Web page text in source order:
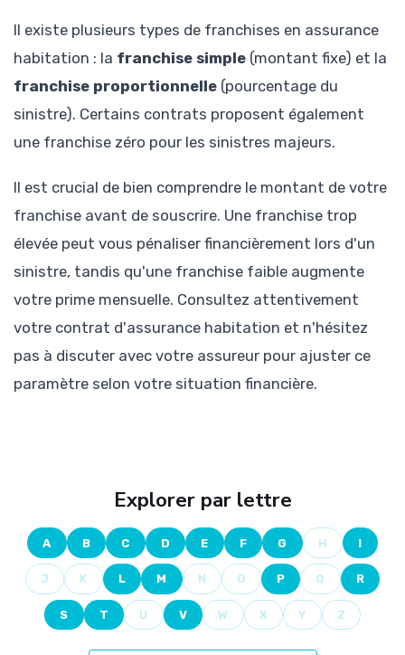
Il existe plusieurs types de franchises en assurance
habitation : la franchise simple (montant fixe) et la
franchise proportionnelle (pourcentage du
sinistre). Certains contrats proposent également
une franchise zéro pour les sinistres majeurs.
Il est crucial de bien comprendre le montant de votre
franchise avant de souscrire. Une franchise trop
élevée peut vous pénaliser financièrement lors d'un
sinistre, tandis qu'une franchise faible augmente
votre prime mensuelle. Consultez attentivement
votre contrat d'assurance habitation et n'hésitez
pas à discuter avec votre assureur pour ajuster ce
paramètre selon votre situation financière.
Explorer par lettre
A B C D E F G H I
J K L M N O P Q R
S T U V W X Y Z